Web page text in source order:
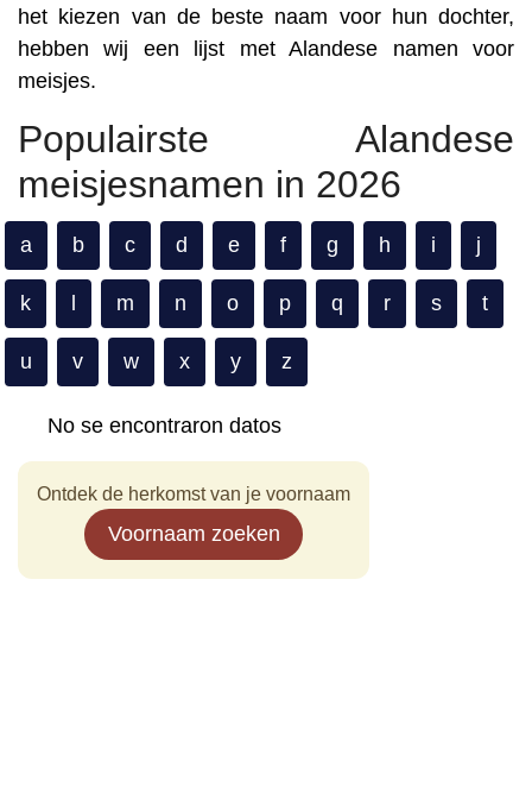
het kiezen van de beste naam voor hun dochter,
hebben wij een lijst met Alandese namen voor
meisjes.
Populairste Alandese
meisjesnamen in 2026
a b c d e f g h i j
k m n o p q r s t
u v w x y z
No se encontraron datos
Ontdek de herkomst van je voornaam
Voornaam zoeken